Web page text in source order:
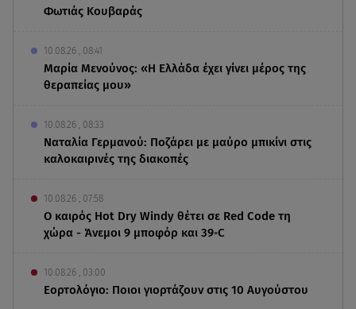
Φωτιάς Κουβαράς
10.08.26 , 08:41
Μαρία Μενούνος: «Η Ελλάδα έχει γίνει μέρος της
θεραπείας μου»
10.08.26 , 08:33
Ναταλία Γερμανού: Ποζάρει με μαύρο μπικίνι στις
καλοκαιρινές της διακοπές
10.08.26 , 07:58
Ο καιρός Hot Dry Windy θέτει σε Red Code τη
χώρα - Άνεμοι 9 μποφόρ και 39◦C
10.08.26 , 03:00
Εορτολόγιο: Ποιοι γιορτάζουν στις 10 Αυγούστου